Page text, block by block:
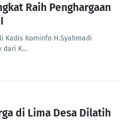
Raih Penghargaan
Kadis Kominfo H.Syahmadi
dari K…
di Lima Desa Dilatih